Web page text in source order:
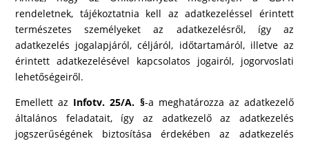
rendeletnek, tájékoztatnia kell az adatkezeléssel érintett
természetes személyeket az adatkezelésről, így az
adatkezelés jogalapjáról, céljáról, időtartamáról, illetve az
érintett adatkezelésével kapcsolatos jogairól, jogorvoslati
lehetőségeiről.
Emellett az Infotv. 25/A. §-a meghatározza az adatkezelő
általános feladatait, így az adatkezelő az adatkezelés
jogszerűségének biztosítása érdekében az adatkezelés